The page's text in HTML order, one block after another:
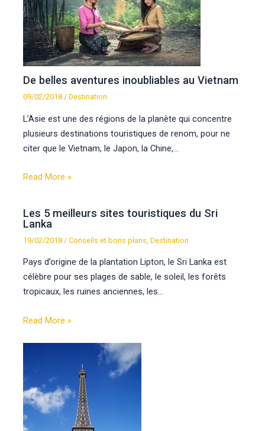
De belles aventures inoubliables au Vietnam
09/02/2018/Destination
L’Asie est une des régions de la planète qui concentre
plusieurs destinations touristiques de renom, pour ne
citer que le Vietnam, le Japon, la Chine,…
Read More »
Les 5 meilleurs sites touristiques du Sri
Lanka
19/02/2018 /Conseils et bons plans ,Destination
Pays d’origine de la plantation Lipton, le Sri Lanka est
célèbre pour ses plages de sable, le soleil, les forêts
tropicaux, les ruines anciennes, les…
Read More »